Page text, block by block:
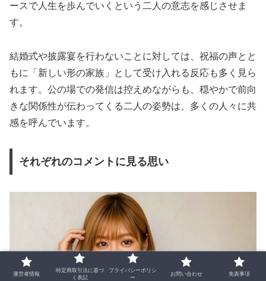
ースで人生を歩んでいくという二人の意志を感じさせま
す。
結婚式や披露宴を行わないことに対しては、祝福の声とと
もに「新しい形の家族」として受け入れる反応も多く見ら
れます。公の場での発信は控えめながらも、穏やかで前向
きな関係性が伝わってくる二人の姿勢は、多くの人々に共
感を呼んでいます。
それぞれのコメントに見る思い
運営者情報
特定商取引法に基づ
く表記
プライバシーポリシ
ー
お問い合わせ 免責事項